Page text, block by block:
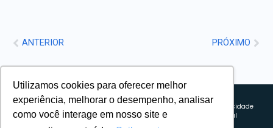
Utilizamos cookies para oferecer melhor
experiência, melhorar o desempenho, analisar
como você interage em nosso site e
ANTERIOR PRÓXIMO
Explorando novos horizontes com
inovação e estratégia. Estamos
Sobre nós
Política de privacidade
Política comercial